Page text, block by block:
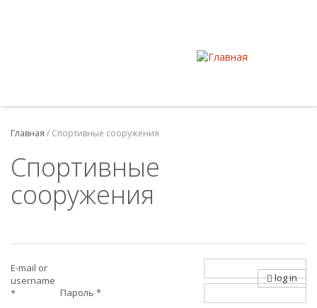
Главная / Спортивные сооружения
Спортивные
сооружения
E-mail or
username
*
Пароль *
log in